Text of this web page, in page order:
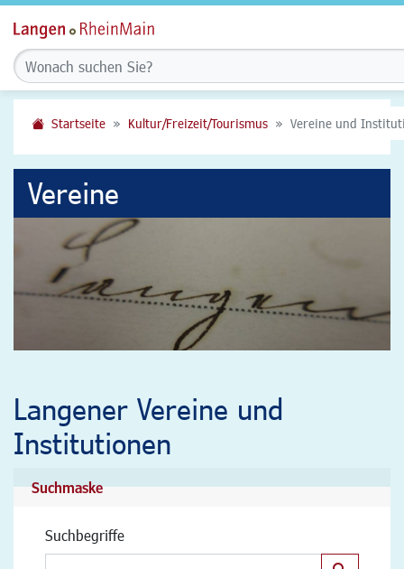
Startseite Kultur/Freizeit/Tourismus Vereine und
Vereine
Langener Vereine und
Institutionen
Suchmaske
Suchbegriffe